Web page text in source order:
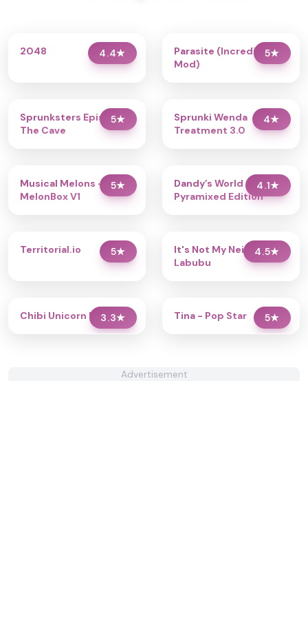
4.4★
2048 5★
Parasite (Incredibox
Mod)
5★
Sprunksters Episode 2:
The Cave
4★
Sprunki Wenda
Treatment 3.0
5★
Musical Melons –
MelonBox V1
4.1★
Dandy’s World
Pyramixed Edition
5★
Territorial.io 4.5★
It's Not My Neighbor:
Labubu
3.3★
Chibi Unicorn Dress Up 5★
Tina - Pop Star
Advertisement